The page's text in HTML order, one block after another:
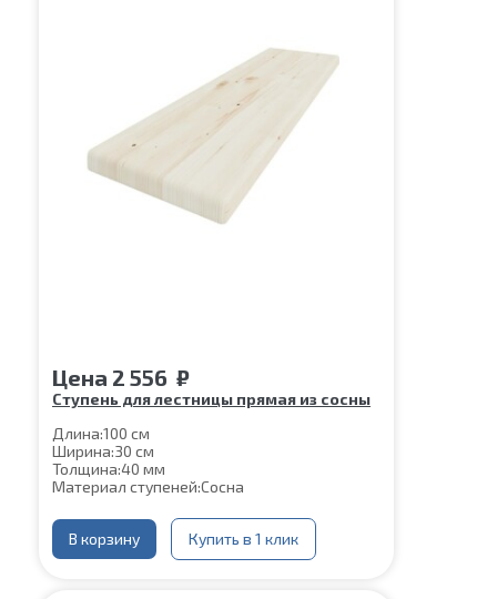
Цена 2 556 ₽
Ступень для лестницы прямая из сосны
Длина:100 см
Ширина:30 см
Толщина:40 мм
Материал ступеней:Сосна
В корзину Купить в 1 клик